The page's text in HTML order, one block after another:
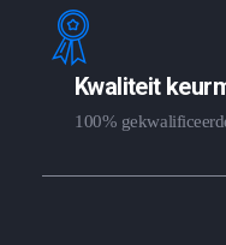
Kwaliteit
100%